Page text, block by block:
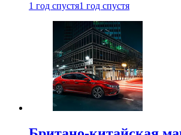
1 год спустя1 год спустя